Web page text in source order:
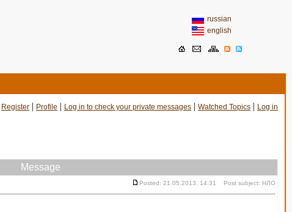
russian
english
Register | Profile | Log in to check your private messages | Watched Topics | Log in
Message
Posted: 21.05.2013, 14:31 Post subject: НЛО